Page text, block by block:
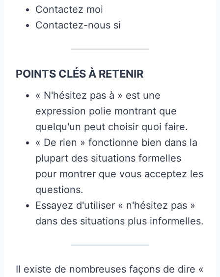
Contactez moi
Contactez-nous si
POINTS CLÉS À RETENIR
« N'hésitez pas à » est une
expression polie montrant que
quelqu'un peut choisir quoi faire.
« De rien » fonctionne bien dans la
plupart des situations formelles
pour montrer que vous acceptez les
questions.
Essayez d'utiliser « n'hésitez pas »
dans des situations plus informelles.
Il existe de nombreuses façons de dire «